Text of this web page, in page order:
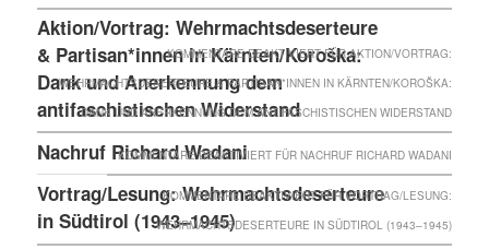
Aktion/Vortrag: Wehrmachtsdeserteure
& Partisan*innen in Kärnten/Koroška:
Dank und Anerkennung dem
antifaschistischen Widerstand
KOMMENTARE DEAKTIVIERTFÜR AKTION/VORTRAG:
WEHRMACHTSDESERTEURE & PARTISAN*INNEN IN KÄRNTEN/KOROŠKA:
DANK UND ANERKENNUNG DEM ANTIFASCHISTISCHEN WIDERSTAND
Nachruf Richard Wadani
KOMMENTARE DEAKTIVIERTFÜR NACHRUF RICHARD WADANI
Vortrag/Lesung: Wehrmachtsdeserteure
in Südtirol (1943–1945)
KOMMENTARE DEAKTIVIERTFÜR VORTRAG/LESUNG:
WEHRMACHTSDESERTEURE IN SÜDTIROL (1943–1945)